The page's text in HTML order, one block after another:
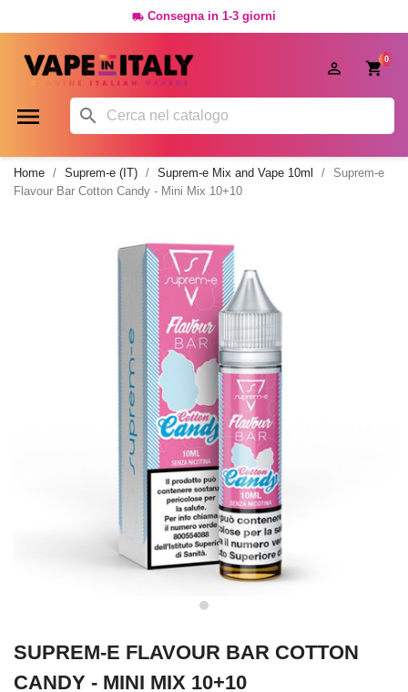
 Consegna in 1-3 giorni
0

 
Home Suprem-e (IT) Suprem-e Mix and Vape 10ml
Suprem-e
Flavour Bar Cotton Candy - Mini Mix 10+10
SUPREM-E FLAVOUR BAR COTTON
CANDY - MINI MIX 10+10